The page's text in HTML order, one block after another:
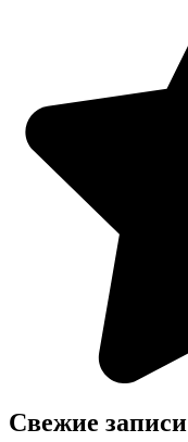
Свежие записи